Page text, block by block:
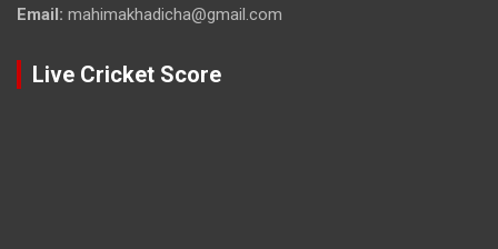
Email: mahimakhadicha@gmail.com
Live Cricket Score